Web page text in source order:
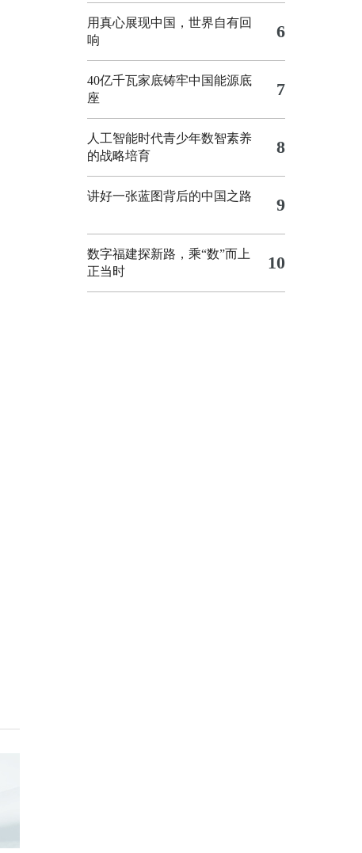
用真心展现中国，世界自有回
响
6
40亿千瓦家底铸牢中国能源底
座
7
人工智能时代青少年数智素养
的战略培育
8
讲好一张蓝图背后的中国之路 9
数字福建探新路，乘“数”而上
正当时
10